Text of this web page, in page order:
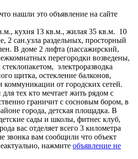
нашли это объявление на сайте
кухня 13 кв.м., жилая 35 кв.м. 10
2 cан.узла раздельных, просторный
В доме 2 лифта (пассажирский,
перегородки возведены,
электроразводка
щитка, остекление балконов,
от городских сетей.
тех кто мечтает жить рядом с
граничит с сосновым бором, в
города, детская площадка. В
сады и школы, фитнес клуб,
вас отделяет всего 3 километра
звонка вам сообщили что объект
нажмите объявление не